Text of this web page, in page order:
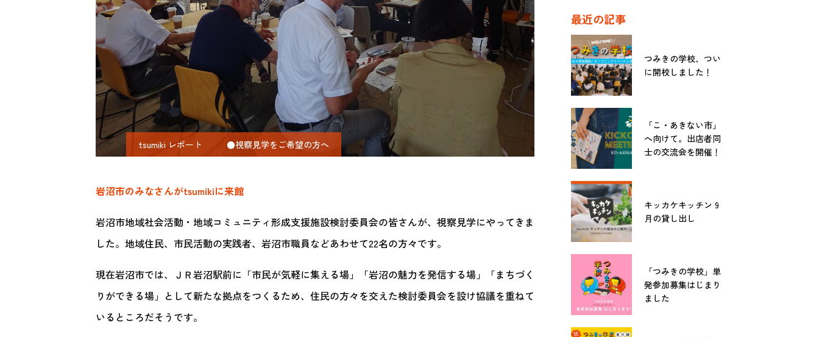
tsumiki レポート ●視察見学をご希望の方へ
岩沼市のみなさんがtsumikiに来館
岩沼市地域社会活動・地域コミュニティ形成支援施設検討委員会の皆さんが、視察見学にやってきま
した。地域住民、市民活動の実践者、岩沼市職員などあわせて22名の方々です。
現在岩沼市では、ＪＲ岩沼駅前に「市民が気軽に集える場」「岩沼の魅力を発信する場」「まちづく
りができる場」として新たな拠点をつくるため、住民の方々を交えた検討委員会を設け協議を重ねて
いるところだそうです。
最近の記事
つみきの学校、つい
に開校しました！
「こ・あきない市」
へ向けて。出店者同
士の交流会を開催！
キッカケキッチン 9
月の貸し出し
「つみきの学校」単
発参加募集はじまり
ました